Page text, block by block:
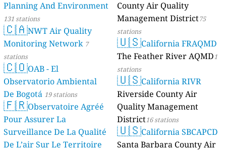
County Air Quality
Management District75
stations
🇺🇸California FRAQMD
The Feather River AQMD1
stations
🇺🇸California RIVR
Riverside County Air
Quality Management
District16 stations
🇺🇸California SBCAPCD
Santa Barbara County Air
Planning And Environment
131 stations
🇨🇦NWT Air Quality
Monitoring Network 7
stations
🇨🇴OAB - El
Observatorio Ambiental
De Bogotá 19 stations
🇫🇷Observatoire Agréé
Pour Assurer La
Surveillance De La Qualité
De L’air Sur Le Territoire